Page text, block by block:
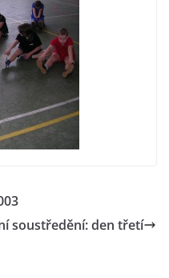
soustředění: den třetí